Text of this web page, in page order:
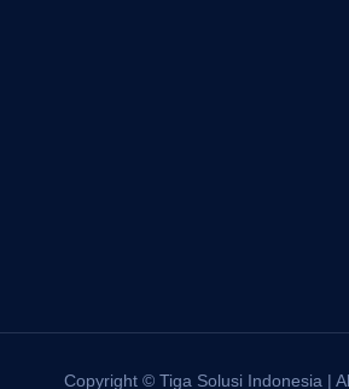
Copyright © Tiga Solusi Indonesia |